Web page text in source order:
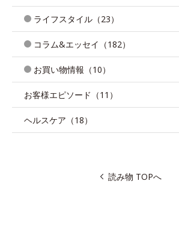
ライフスタイル（23）
コラム&エッセイ（182）
お買い物情報（10）
お客様エピソード（11）
ヘルスケア（18）
読み物 TOPへ